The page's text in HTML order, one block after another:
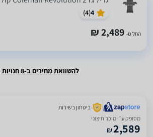
4
(
4
)
החל מ- 2,489 ₪
להשוואת מחירים ב-8 חנויות
ביטחון בשירות
מסופק ע״י מוכר חיצוני
₪2,589